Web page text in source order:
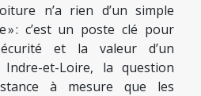
n’a rien d’un simple
» : c’est un poste clé pour
et la valeur d’un
et-Loire, la question
à mesure que les